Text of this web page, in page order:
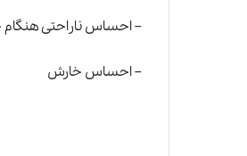
– احساس ناراحتی
– احساس خارش